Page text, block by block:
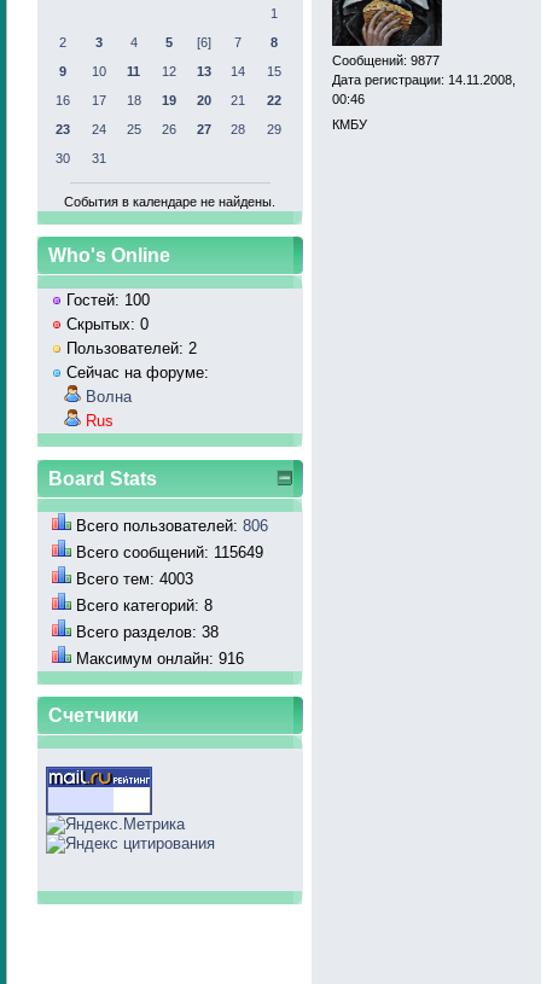
1
2
3 4 5 [6] 7
8
9
10 11 12 13 14
15
16
17 18 19 20 21
22
23
24 25 26 27 28
29
30
31
События в календаре не найдены.
Who's Online
Гостей: 100
Скрытых: 0
Пользователей: 2
Сейчас на форуме:
Волна
Rus
Board Stats
Всего пользователей: 806
Всего сообщений: 115649
Всего тем: 4003
Всего категорий: 8
Всего разделов: 38
Максимум онлайн: 916
Счетчики
Сообщений: 9877
Дата регистрации: 14.11.2008,
00:46
КМБУ